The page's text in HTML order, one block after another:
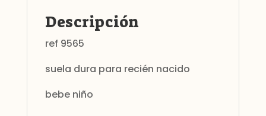
Descripción
ref 9565
suela dura para recién nacido
bebe niño